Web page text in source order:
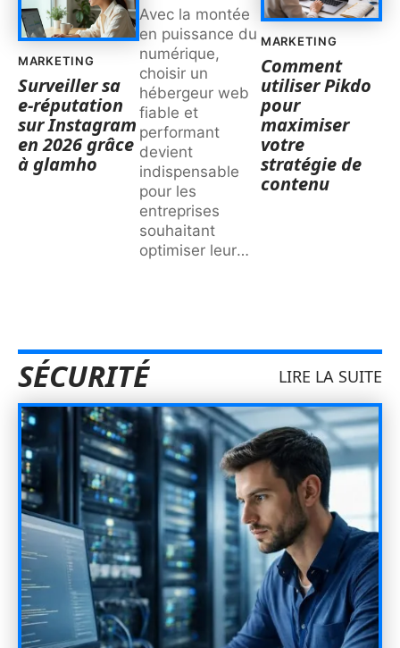
MARKETING
Surveiller sa
e-réputation
sur Instagram
en 2026 grâce
à glamho
Avec la montée
en puissance du
numérique,
choisir un
hébergeur web
fiable et
performant
devient
indispensable
pour les
entreprises
souhaitant
optimiser leur…
MARKETING
Comment
utiliser Pikdo
pour
maximiser
votre
stratégie de
contenu
SÉCURITÉ LIRE LA SUITE